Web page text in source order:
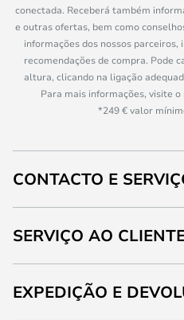
conectada. Receberá também
e outras ofertas, bem como
informações dos nossos
recomendações de compra. Pode
altura, clicando na ligação
Para mais informações, visite o
*249 € valor
CONTACTO E
SERVIÇO AO
EXPEDIÇÃO E